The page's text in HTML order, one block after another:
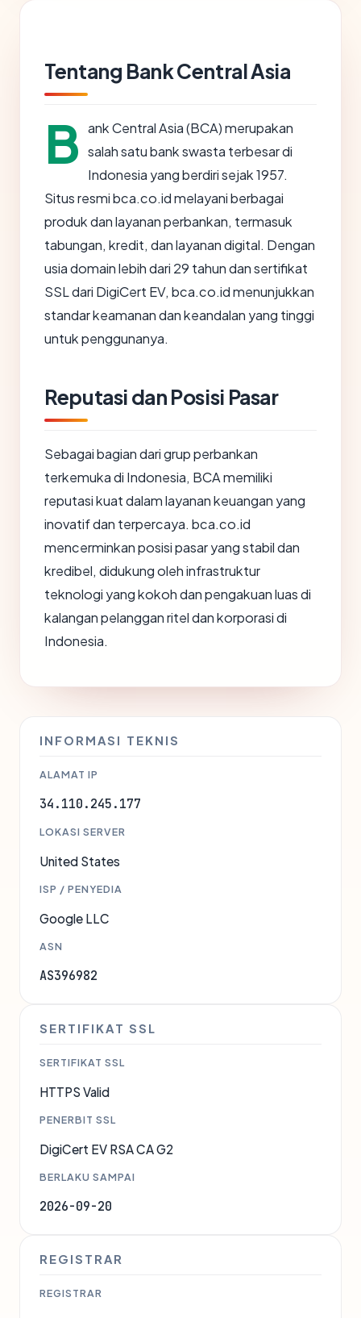
Tentang Bank Central Asia
B ank Central Asia (BCA) merupakan
salah satu bank swasta terbesar di
Indonesia yang berdiri sejak 1957.
Situs resmi bca.co.id melayani berbagai
produk dan layanan perbankan, termasuk
tabungan, kredit, dan layanan digital. Dengan
usia domain lebih dari 29 tahun dan sertifikat
SSL dari DigiCert EV, bca.co.id menunjukkan
standar keamanan dan keandalan yang tinggi
untuk penggunanya.
Reputasi dan Posisi Pasar
Sebagai bagian dari grup perbankan
terkemuka di Indonesia, BCA memiliki
reputasi kuat dalam layanan keuangan yang
inovatif dan terpercaya. bca.co.id
mencerminkan posisi pasar yang stabil dan
kredibel, didukung oleh infrastruktur
teknologi yang kokoh dan pengakuan luas di
kalangan pelanggan ritel dan korporasi di
Indonesia.
INFORMASI TEKNIS
ALAMAT IP
34.110.245.177
LOKASI SERVER
United States
ISP / PENYEDIA
Google LLC
ASN
AS396982
SERTIFIKAT SSL
SERTIFIKAT SSL
HTTPS Valid
PENERBIT SSL
DigiCert EV RSA CA G2
BERLAKU SAMPAI
2026-09-20
REGISTRAR
REGISTRAR